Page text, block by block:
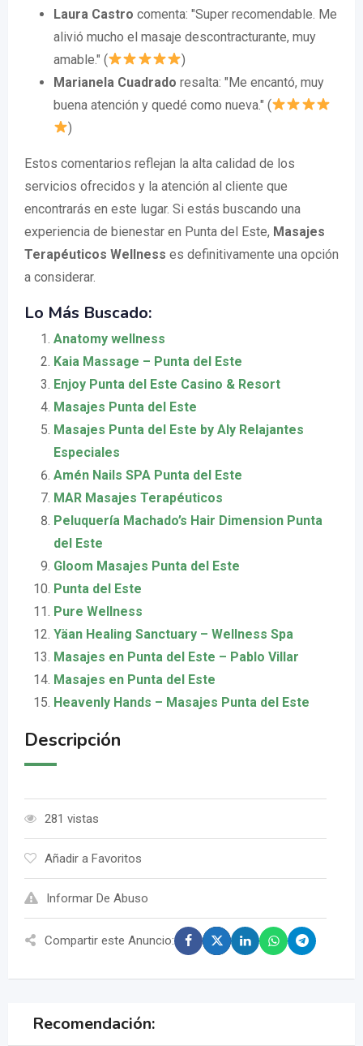
Laura Castro comenta: "Super recomendable. Me
alivió mucho el masaje descontracturante, muy
amable." (
)
Marianela Cuadrado resalta: "Me encantó, muy
buena atención y quedé como nueva." (
)
Estos comentarios reflejan la alta calidad de los
servicios ofrecidos y la atención al cliente que
encontrarás en este lugar. Si estás buscando una
experiencia de bienestar en Punta del Este, Masajes
Terapéuticos Wellness es definitivamente una opción
a considerar.
Lo Más Buscado:
Anatomy wellness
Kaia Massage – Punta del Este
Enjoy Punta del Este Casino & Resort
Masajes Punta del Este
Masajes Punta del Este by Aly Relajantes
Especiales
Amén Nails SPA Punta del Este
MAR Masajes Terapéuticos
Peluquería Machado’s Hair Dimension Punta
del Este
Gloom Masajes Punta del Este
Punta del Este
Pure Wellness
Yäan Healing Sanctuary – Wellness Spa
Masajes en Punta del Este – Pablo Villar
Masajes en Punta del Este
Heavenly Hands – Masajes Punta del Este
Descripción
281 vistas
Añadir a Favoritos
Informar De Abuso
Compartir este Anuncio:
Recomendación: